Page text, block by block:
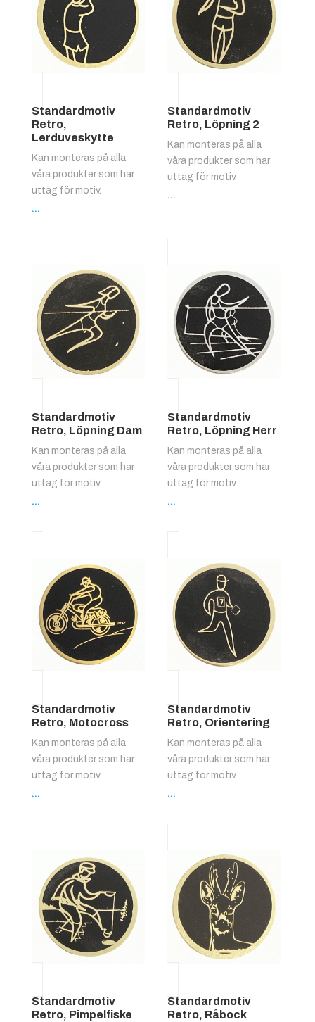
Standardmotiv
Retro,
Lerduveskytte
Kan monteras på alla
våra produkter som har
uttag för motiv.
...
Standardmotiv
Retro, Löpning 2
Kan monteras på alla
våra produkter som har
uttag för motiv.
...
Standardmotiv
Retro, Löpning Dam
Kan monteras på alla
våra produkter som har
uttag för motiv.
...
Standardmotiv
Retro, Löpning Herr
Kan monteras på alla
våra produkter som har
uttag för motiv.
...
Standardmotiv
Retro, Motocross
Kan monteras på alla
våra produkter som har
uttag för motiv.
...
Standardmotiv
Retro, Orientering
Kan monteras på alla
våra produkter som har
uttag för motiv.
...
Standardmotiv
Retro, Pimpelfiske
Standardmotiv
Retro, Råbock